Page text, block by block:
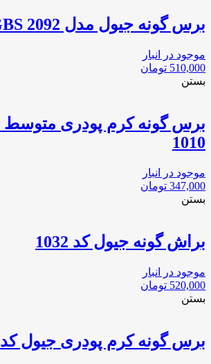
برس گونه جیول مدل 2092 GBS
موجود در انبار
510,000 تومان
بستن
1010
موجود در انبار
347,000 تومان
بستن
براش گونه جیول کد 1032
موجود در انبار
520,000 تومان
بستن
برس گونه کرم پودری جیول کد 1009